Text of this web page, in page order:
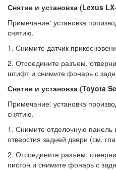
Снятие и установка (Lexus
Примечание: установка
снятию.
1. Снимите датчик
2. Отсоедините разъем,
штифт и снимите фонарь с
Снятие и установка (Toyota
Примечание: установка
снятию.
1. Снимите отделочную панель
отверстия задней двери (см.
2. Отсоедините разъем,
пистон и снимите фонарь с